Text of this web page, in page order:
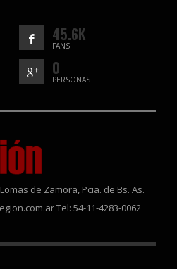
45.6K
FANS
0
PERSONAS
de Zamora, Pcia. de Bs. As.
Tel: 54-11-4283-0062